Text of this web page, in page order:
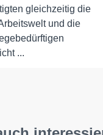
gleichzeitig die
und die
...